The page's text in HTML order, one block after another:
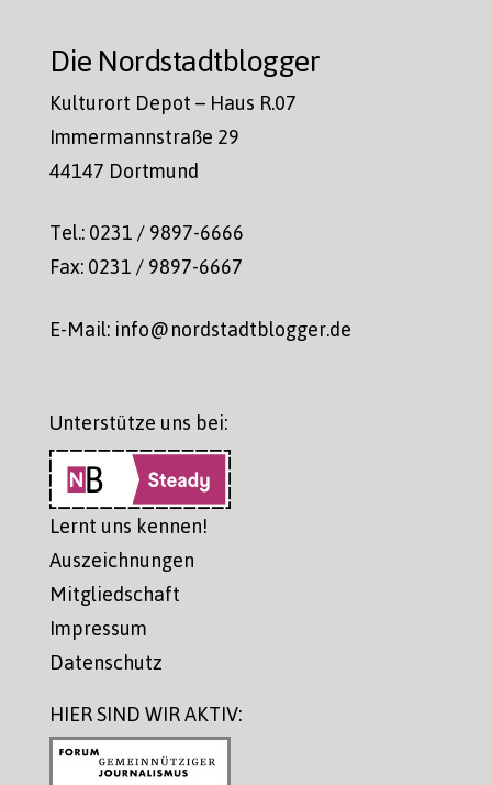
Die Nordstadtblogger
Kulturort Depot – Haus R.07
Immermannstraße 29
44147 Dortmund
Tel.: 0231 / 9897-6666
Fax: 0231 / 9897-6667
E-Mail: info@nordstadtblogger.de
Unterstütze uns bei:
Lernt uns kennen!
Auszeichnungen
Mitgliedschaft
Impressum
Datenschutz
HIER SIND WIR AKTIV: